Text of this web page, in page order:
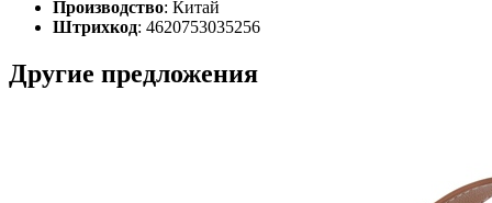
Производство: Китай
Штрихкод: 4620753035256
Другие предложения